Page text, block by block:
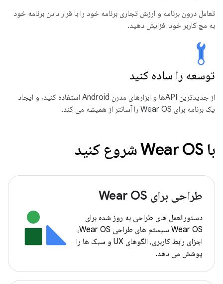
تعامل درون برنامه و ارزش تجاری برنامه خود را با قرار دادن برنامه خود
به مچ کاربر خود افزایش دهید.
توسعه را ساده کنید
از جدیدترین APIها و ابزارهای مدرن Android استفاده کنید، و ایجاد
یک برنامه برای Wear OS را آسانتر از همیشه می کند.
با Wear OS شروع کنید
طراحی برای Wear OS
دستورالعمل های طراحی به روز شده برای
Wear OS سیستم های طراحی Wear OS،
اجزای رابط کاربری، الگوهای UX و سبک ها را
پوشش می دهد.